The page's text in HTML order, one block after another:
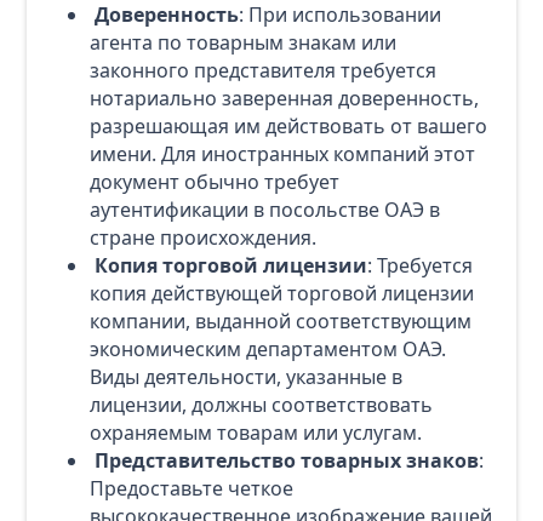
Доверенность: При использовании
агента по товарным знакам или
законного представителя требуется
нотариально заверенная доверенность,
разрешающая им действовать от вашего
имени. Для иностранных компаний этот
документ обычно требует
аутентификации в посольстве ОАЭ в
стране происхождения.
Копия торговой лицензии: Требуется
копия действующей торговой лицензии
компании, выданной соответствующим
экономическим департаментом ОАЭ.
Виды деятельности, указанные в
лицензии, должны соответствовать
охраняемым товарам или услугам.
Представительство товарных знаков:
Предоставьте четкое